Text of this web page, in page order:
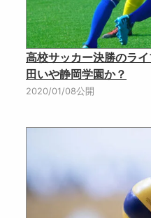
高校サッカー決勝のラ
田いや静岡学園か？
2020/01/08公開